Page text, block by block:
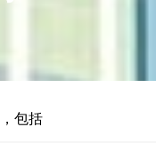
包括